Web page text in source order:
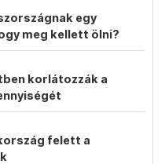
egy
meg kellett ölni?
korlátozzák a
felett a